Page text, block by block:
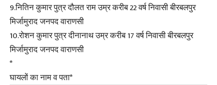
9.नितिन कुमार पुत्र दौलत राम उम्र करीब 22 वर्ष निवासी बीरबलपुर
मिर्जामुराद जनपद वाराणसी
10.रोशन कुमार पुत्र दीनानाथ उम्र करीब 17 वर्ष निवासी बीरबलपुर
मिर्जामुराद जनपद वाराणसी
*
घायलों का नाम व पता*